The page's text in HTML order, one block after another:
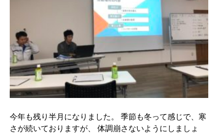
今年も残り半月になりました。 季節も冬って感じで、寒
さが続いておりますが、 体調崩さないようにしましょ